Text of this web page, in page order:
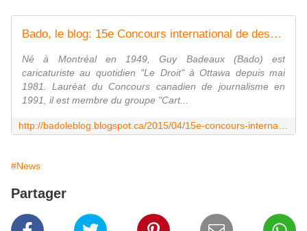
Bado, le blog: 15e Concours international de dessin pour la liberté de la presse (résultats)
Né à Montréal en 1949, Guy Badeaux (Bado) est
caricaturiste au quotidien "Le Droit" à Ottawa depuis mai
1981. Lauréat du Concours canadien de journalisme en
1991, il est membre du groupe "Cart...
#News
Partager